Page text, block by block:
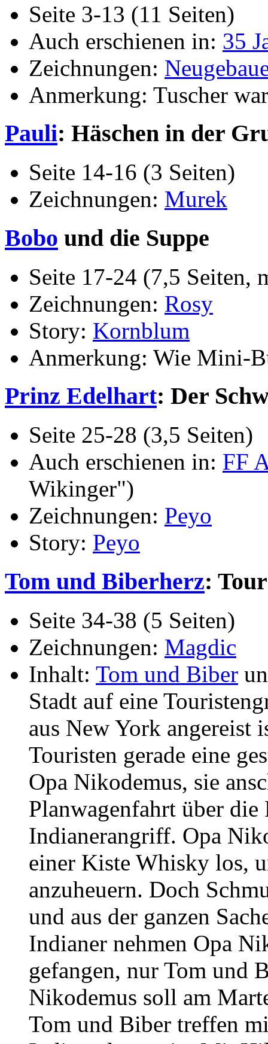
Seite 3-13 (11 Seiten)
Auch erschienen in: 35
Zeichnungen:
Anmerkung: Tuscher
Pauli: Häschen in der
Seite 14-16 (3 Seiten)
Zeichnungen: Murek
Bobo und die Suppe
Seite 17-24 (7,5 Seiten,
Zeichnungen: Rosy
Story: Kornblum
Anmerkung: Wie Mini-
Prinz Edelhart: Der
Seite 25-28 (3,5 Seiten)
Auch erschienen in: FF
Wikinger")
Zeichnungen: Peyo
Story: Peyo
Tom und Biberherz:
Seite 34-38 (5 Seiten)
Zeichnungen: Magdic
Inhalt: Tom und Biber
Stadt auf eine
aus New York angereist
Touristen gerade eine
Opa Nikodemus, sie
Planwagenfahrt über
Indianerangriff. Opa
einer Kiste Whisky los,
anzuheuern. Doch
und aus der ganzen
Indianer nehmen Opa
gefangen, nur Tom und
Nikodemus soll am
Tom und Biber treffen